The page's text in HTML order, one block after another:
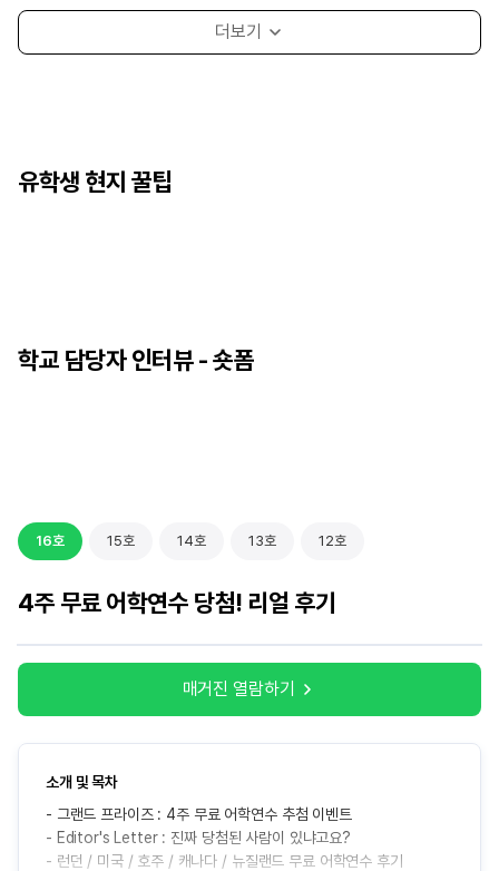
유학생 현지 꿀팁
학교 담당자 인터뷰 - 숏폼
16호 15호 14호 13호 12호
4주 무료 어학연수 당첨! 리얼 후기
매거진 열람하기
소개 및 목차
- 그랜드 프라이즈 : 4주 무료 어학연수 추첨 이벤트
- Editor's Letter : 진짜 당첨된 사람이 있냐고요?
- 런던 / 미국 / 호주 / 캐나다 / 뉴질랜드 무료 어학연수 후기
매거진 열람하기
소개 및 목차
- 영국유학 장학금 프로그램
- 영국 석사 지원 준비 과정 총정리
- 프리마스터로 석사 준비 제대로 하기
매거진 열람하기
소개 및 목차
- 연말 무드 따라 고르는 어학연수 코스
- 이건 꼭! 국가별 Winter Must-Do List
- 공부는 토론토에서, 연말은 뉴욕에서!
매거진 열람하기
소개 및 목차
- 토론토&밴쿠버 인생샷 스팟 모음집
- 퇴사하고 캐나다 어학연수 떠나요!
- 영어 공부부터 해외 취업 경험까지!
매거진 열람하기
소개 및 목차
- 내 성향에 딱 맞는 영국 도시는 어디?
- 자연 그 자체! 브라이튼에 왔어요
- 축구가 좋아서 맨체스터로 왔어요!